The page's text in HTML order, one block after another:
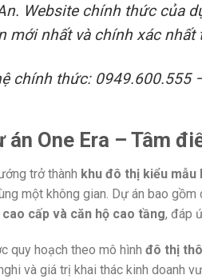
Website chính thức của
mới nhất và chính xác nhất
chính thức: 0949.600.555
án One Era – Tâm
trở thành khu đô thị kiểu mẫu
một không gian. Dự án bao gồm
cấp và căn hộ cao tầng, đáp
quy hoạch theo mô hình đô thị
và giá trị khai thác kinh doanh